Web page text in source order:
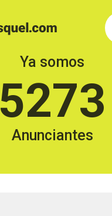
Ya somos
5273
Anunciantes